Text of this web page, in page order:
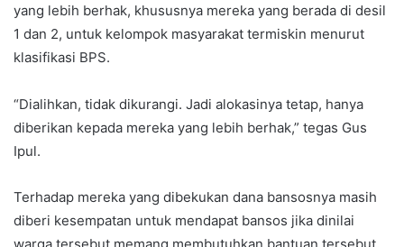
yang lebih berhak, khususnya mereka yang berada di desil
1 dan 2, untuk kelompok masyarakat termiskin menurut
klasifikasi BPS.
“Dialihkan, tidak dikurangi. Jadi alokasinya tetap, hanya
diberikan kepada mereka yang lebih berhak,” tegas Gus
Ipul.
Terhadap mereka yang dibekukan dana bansosnya masih
diberi kesempatan untuk mendapat bansos jika dinilai
warga tersebut memang membutuhkan bantuan tersebut.